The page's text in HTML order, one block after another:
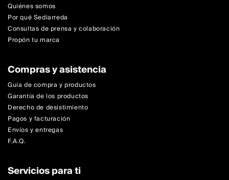
Quiénes somos
Por qué Sediarreda
Consultas de prensa y colaboración
Propón tu marca
Compras y asistencia
Guía de compra y productos
Garantía de los productos
Derecho de desistimiento
Pagos y facturación
Envíos y entregas
F.A.Q.
Servicios para ti